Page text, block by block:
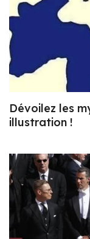
Dévoilez les
illustration !